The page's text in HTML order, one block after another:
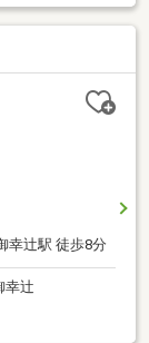
幸辻駅 徒歩8分
幸辻